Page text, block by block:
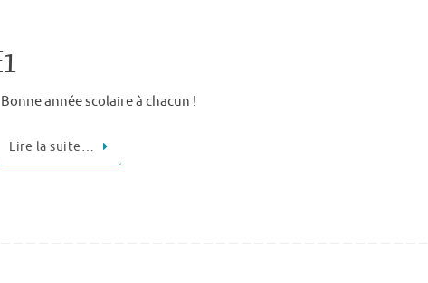
Bonne année scolaire à chacun !
Lire la suite…